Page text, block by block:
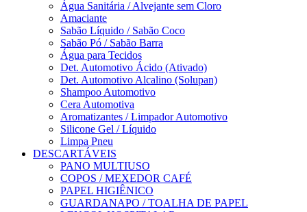
Água Sanitária / Alvejante sem Cloro
Amaciante
Sabão Líquido / Sabão Coco
Sabão Pó / Sabão Barra
Água para Tecidos
Det. Automotivo Ácido (Ativado)
Det. Automotivo Alcalino (Solupan)
Shampoo Automotivo
Cera Automotiva
Aromatizantes / Limpador Automotivo
Silicone Gel / Líquido
Limpa Pneu
DESCARTÁVEIS
PANO MULTIUSO
COPOS / MEXEDOR CAFÉ
PAPEL HIGIÊNICO
GUARDANAPO / TOALHA DE PAPEL